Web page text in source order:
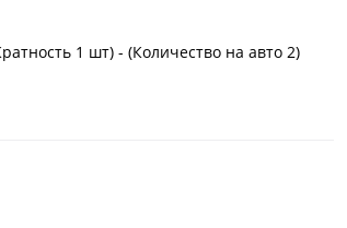
1 шт) - (Количество на авто 2)